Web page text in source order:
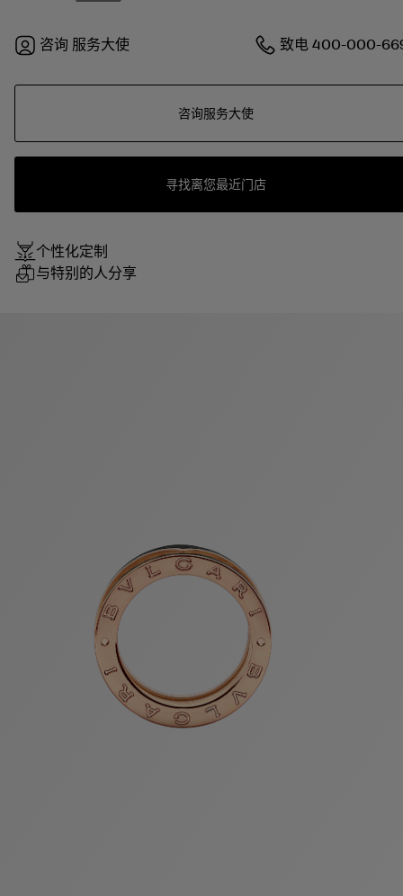
咨询 服务大使 致电400-000-
咨询服务大使
寻找离您最近门店
个性化定制
与特别的人分享